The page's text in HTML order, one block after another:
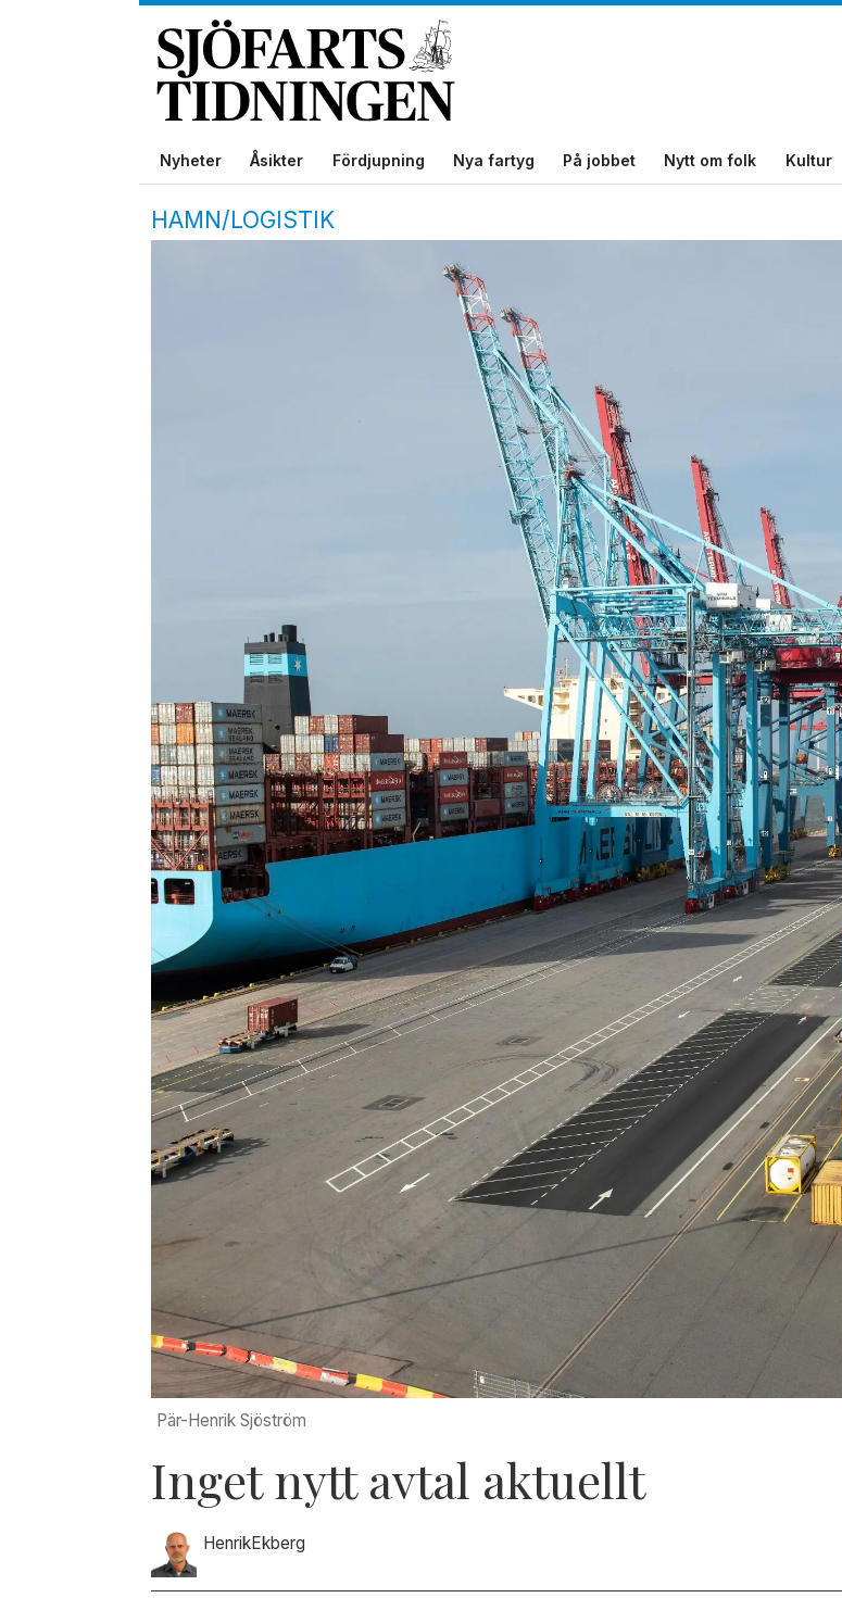
Nyheter Åsikter Fördjupning Nya fartyg På jobbet Nytt om folk Kultur
HAMN/LOGISTIK
Pär-Henrik Sjöström
Inget nytt avtal aktuellt
HenrikEkberg